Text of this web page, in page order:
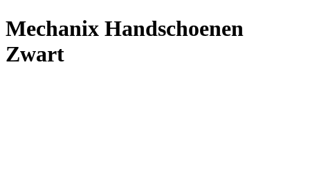
Mechanix Handschoenen
Zwart